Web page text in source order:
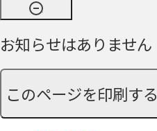
お知らせはありません
このページを印刷する